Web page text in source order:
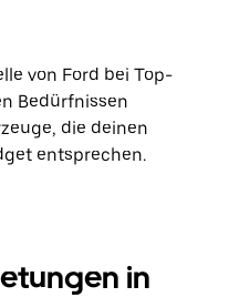
von Ford bei Top-
Bedürfnissen
die deinen
entsprechen.
in